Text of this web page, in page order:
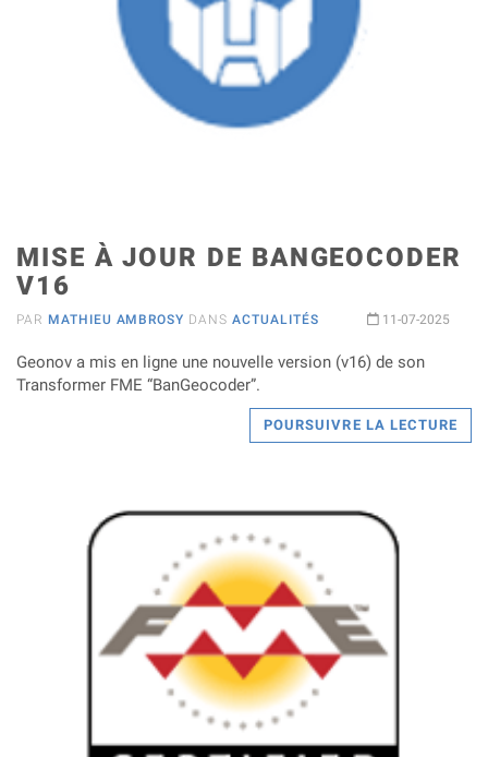
MISE À JOUR DE BANGEOCODER
V16
PAR MATHIEU AMBROSY DANSACTUALITÉS 11-07-2025
Geonov a mis en ligne une nouvelle version (v16) de son
Transformer FME “BanGeocoder”.
POURSUIVRE LA LECTURE